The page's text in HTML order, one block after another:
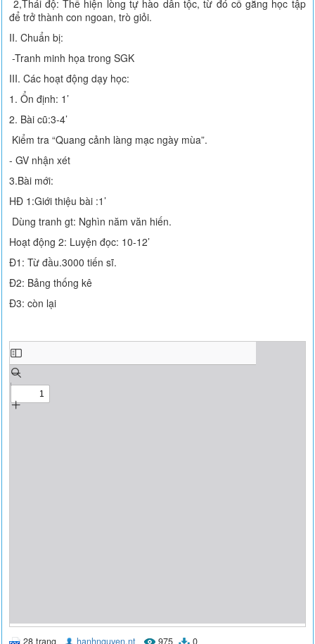
2,Thái độ: Thể hiện lòng tự hào dân tộc, từ đó cố gắng học tập
để trở thành con ngoan, trò giỏi.
II. Chuẩn bị:
-Tranh minh họa trong SGK
III. Các hoạt động dạy học:
1. Ổn định: 1’
2. Bài cũ:3-4’
Kiểm tra “Quang cảnh làng mạc ngày mùa”.
- GV nhận xét
3.Bài mới:
HĐ 1:Giới thiệu bài :1’
Dùng tranh gt: Nghìn năm văn hiến.
Hoạt động 2: Luyện đọc: 10-12’
Đ1: Từ đầu.3000 tiến sĩ.
Đ2: Bảng thống kê
Đ3: còn lại
28 trang hanhnguyen.nt 975 0